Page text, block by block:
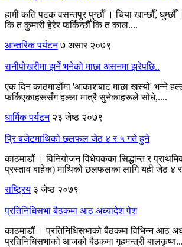
हामी कति पटक वसन्तपुर पुग्छौँ । चिया खान्छौँ, घुम्छौँ
कि त कुमारी हेरेर फर्किन्छौँ कि त काल....
आन्तरिक पर्यटन ७ असार २०७९
रानीपोखरीमा झर्ने भनेको माछा असनमा झरेपछि..
एक दिन काठमाडौंमा 'आकाशबाट माछा खस्यो' भन्ने
फर्किएकाहरूसँग हल्ला मात्रै सुनेकाहरूले सोधे,....
धार्मिक पर्यटन २३ जेष्ठ २०७९
प्रि बजेटमाथिको छलफल जेठ ४ र ५ गते हुने
काठमाडौं । विनियोजन विधेयकका सिद्धान्त र
प्रस्ताव बाहेक) माथिको छलफलका लागि यही जेठ ४
राष्ट्रिय ३ जेष्ठ २०७९
प्रतिनिधिसभा बैठकमा आठ अध्यादेश पेश
काठमाडौं । प्रतिनिधिसभाको बैठकमा विभिन्न आठ
प्रतिनिधिसभाको आजको बैठकमा गृहमन्त्री